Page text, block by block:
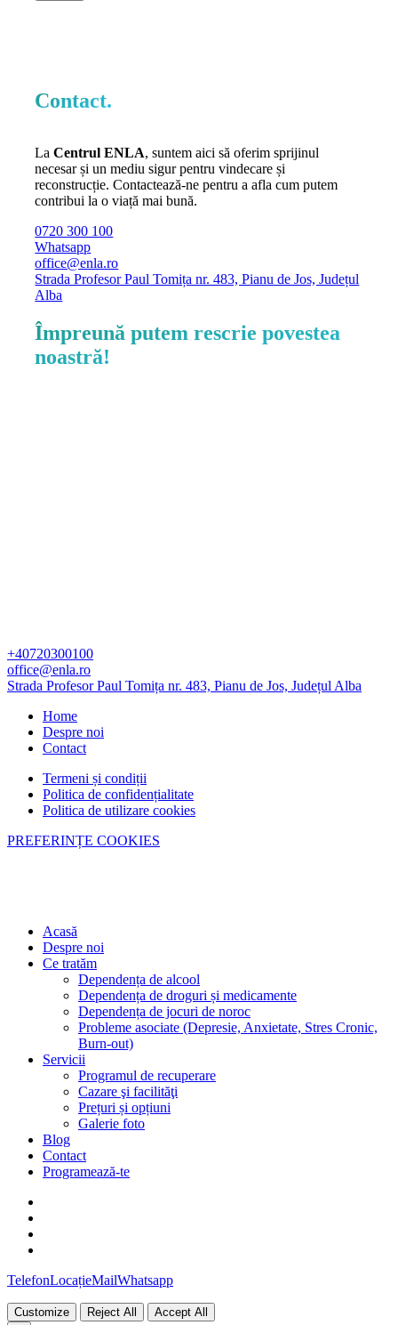
Contact.
LaCentrul ENLA, suntem aici să oferim sprijinul
necesar și un mediu sigur pentru vindecare și
reconstrucție. Contactează-ne pentru a afla cum putem
contribui la o viață mai bună.
0720 300 100
Whatsapp
office@enla.ro
Strada Profesor Paul Tomița nr. 483, Pianu de Jos, Județul
Alba
Împreună putem rescrie povestea
noastră!
+40720300100
office@enla.ro
Strada Profesor Paul Tomița nr. 483, Pianu de Jos, Județul Alba
Home
Despre noi
Contact
Termeni și condiții
Politica de confidențialitate
Politica de utilizare cookies
PREFERINȚE COOKIES
Close
Menu
Acasă
Despre noi
Ce tratăm
Dependența de alcool
Dependența de droguri și medicamente
Dependența de jocuri de noroc
Probleme asociate (Depresie, Anxietate, Stres Cronic,
Burn-out)
Servicii
Programul de recuperare
Cazare şi facilităţi
Prețuri și opțiuni
Galerie foto
Blog
Contact
Programează-te
TelefonLocațieMailWhatsapp
Customize Reject All
Accept All